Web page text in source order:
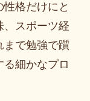
格だけにと
、スポーツ経
まで勉強で躓
細かなプロ